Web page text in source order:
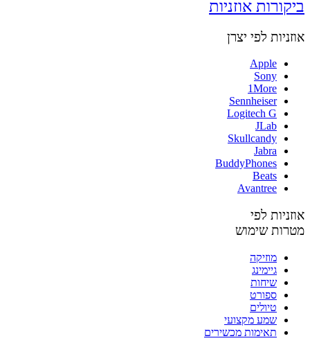
ביקורות אוזניות
אוזניות לפי יצרן
Apple
Sony
1More
Sennheiser
Logitech G
JLab
Skullcandy
Jabra
BuddyPhones
Beats
Avantree
אוזניות לפי
מטרות שימוש
מוזיקה
גיימינג
שיחות
ספורט
טיולים
שמע מקצועי
תאימות מכשירים